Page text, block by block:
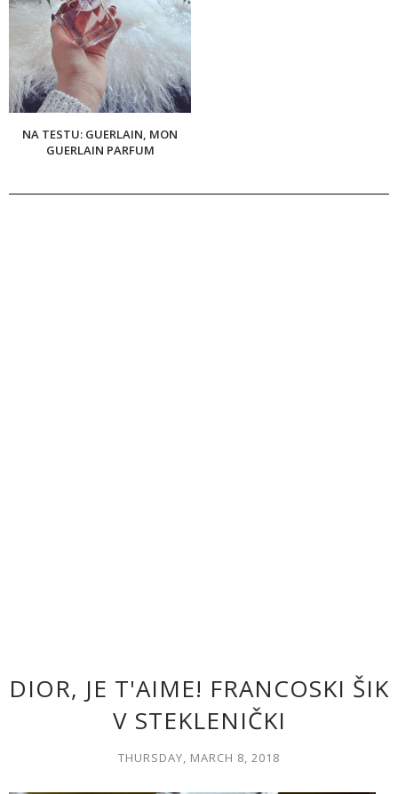
NA TESTU: GUERLAIN, MON
GUERLAIN PARFUM
DIOR, JE T'AIME! FRANCOSKI ŠIK
V STEKLENIČKI
THURSDAY, MARCH 8, 2018